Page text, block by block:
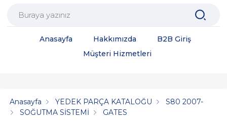
Anasayfa Hakkımızda
B2B Giriş
Müşteri Hizmetleri
Anasayfa YEDEK PARÇA KATALOĞU
S80 2007-
SOĞUTMA SİSTEMİ
GATES